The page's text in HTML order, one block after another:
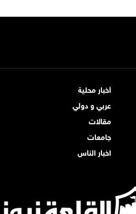
أخبار محلية
عربي و دولي
مقالات
جامعات
اخبار الناس